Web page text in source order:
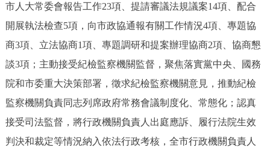
市人大常委會報告工作23項、提請審議法規議案14項、配合
開展執法檢查5項，向市政協通報有關工作情況4項、專題協
商3項、立法協商1項、專題調研和提案辦理協商2項、協商懇
談3項；主動接受紀檢監察機關監督，聚焦落實黨中央、國務
院和市委重大決策部署，徵求紀檢監察機關意見，推動紀檢
監察機關負責同志列席政府常務會議制度化、常態化；認真
接受司法監督，將行政機關負責人出庭應訴、履行法院生效
判決和裁定等情況納入依法行政考核，全市行政機關負責人